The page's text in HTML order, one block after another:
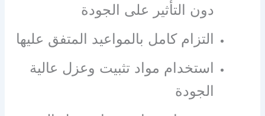
دون التأثير على الجودة
التزام كامل بالمواعيد المتفق عليها
استخدام مواد تثبيت وعزل عالية
الجودة